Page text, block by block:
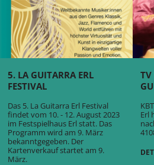
5. LA GUITARRA ERL
FESTIVAL
Das 5. La Guitarra Erl Festival
findet vom 10. - 12. August 2023
im Festspielhaus Erl statt. Das
Programm wird am 9. März
bekanntgegeben. Der
Kartenverkauf startet am 9.
März.
TV
Erl